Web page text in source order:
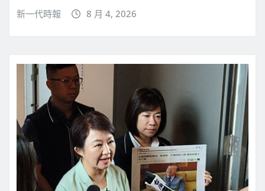
新一代時報 8 月 4, 2026